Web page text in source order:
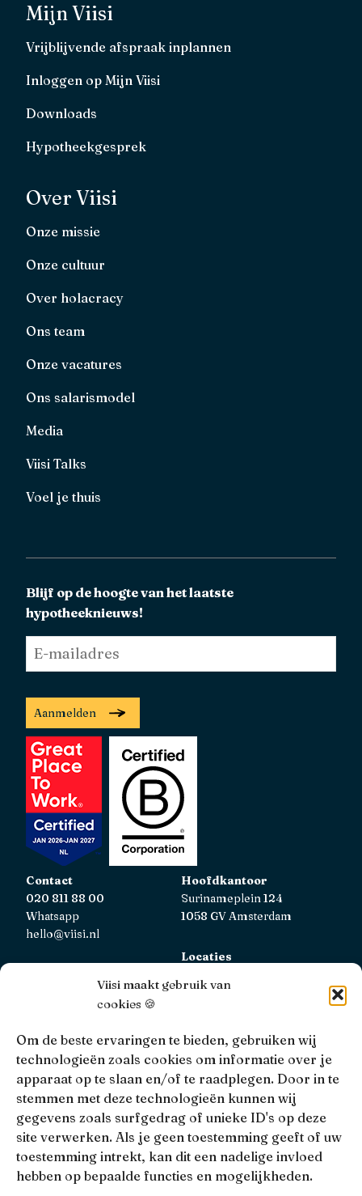
Viisi maakt gebruik van
cookies 🍪
Om de beste ervaringen te bieden, gebruiken wij
technologieën zoals cookies om informatie over je
apparaat op te slaan en/of te raadplegen. Door in te
stemmen met deze technologieën kunnen wij
gegevens zoals surfgedrag of unieke ID's op deze
site verwerken. Als je geen toestemming geeft of uw
toestemming intrekt, kan dit een nadelige invloed
hebben op bepaalde functies en mogelijkheden.
Mijn Viisi
Vrijblijvende afspraak inplannen
Inloggen op Mijn Viisi
Downloads
Hypotheekgesprek
Over Viisi
Onze missie
Onze cultuur
Over holacracy
Ons team
Onze vacatures
Ons salarismodel
Media
Viisi Talks
Voel je thuis
Blijf op de hoogte van het laatste
hypotheeknieuws!
mailadres *
Aanmelden
Contact
020 811 88 00
Whatsapp
hello@viisi.nl
Hoofdkantoor
Surinameplein 124
1058 GV Amsterdam
Locaties
Viisi Hypotheken is geregistreerd bij de AFM.
Registratienummer: 12039833
KiFiD
Niet tevreden over onze interne klachtbehandeling, dan
kun je terecht bijKiFiD.